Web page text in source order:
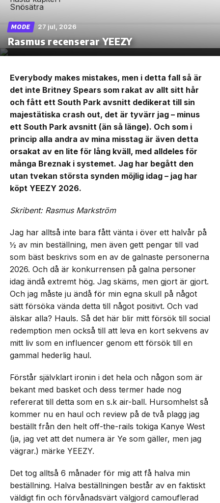
MODE 27 jul, 2026
Rasmus recenserar YEEZY
Everybody makes mistakes, men i detta fall så är
det inte Britney Spears som rakat av allt sitt hår
och fått ett South Park avsnitt dedikerat till sin
majestätiska crash out, det är tyvärr jag – minus
ett South Park avsnitt (än så länge). Och som i
princip alla andra av mina misstag är även detta
orsakat av en lite för lång kväll, med alldeles för
många Breznak i systemet. Jag har begått den
utan tvekan största synden möjlig idag – jag har
köpt YEEZY 2026.
Skribent: Rasmus Markström
Jag har alltså inte bara fått vänta i över ett halvår på
½ av min beställning, men även gett pengar till vad
som bäst beskrivs som en av de galnaste personerna
2026. Och då är konkurrensen på galna personer
idag ändå extremt hög. Jag skäms, men gjort är gjort.
Och jag måste ju ändå för min egna skull på något
sätt försöka vända detta till något positivt. Och vad
älskar alla? Hauls. Så det här blir mitt försök till social
redemption men också till att leva en kort sekvens av
mitt liv som en influencer genom ett försök till en
gammal hederlig haul.
Förstår självklart ironin i det hela och någon som är
bekant med basket och dess termer hade nog
refererat till detta som en s.k air-ball. Hursomhelst så
kommer nu en haul och review på de två plagg jag
beställt från den helt off-the-rails tokiga Kanye West
(ja, jag vet att det numera är Ye som gäller, men jag
vägrar.) märke YEEZY.
Det tog alltså 6 månader för mig att få halva min
beställning. Halva beställningen består av en faktiskt
väldigt fin och förvånadsvärt välgjord camouflerad